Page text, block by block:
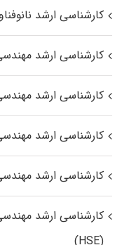
کارشناسی ارشد
کارشناسی ارشد
کارشناسی ارشد
کارشناسی ارشد
کارشناسی ارشد
کارشناسی ارشد
(HSE)